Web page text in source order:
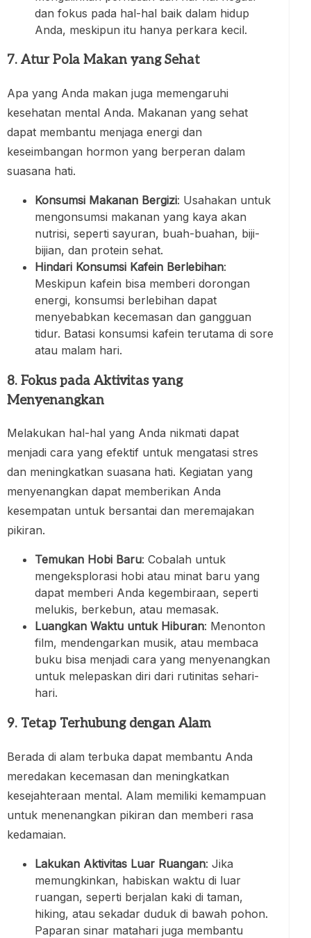
dan fokus pada hal-hal baik dalam hidup
Anda, meskipun itu hanya perkara kecil.
7. Atur Pola Makan yang Sehat
Apa yang Anda makan juga memengaruhi
kesehatan mental Anda. Makanan yang sehat
dapat membantu menjaga energi dan
keseimbangan hormon yang berperan dalam
suasana hati.
Konsumsi Makanan Bergizi: Usahakan untuk
mengonsumsi makanan yang kaya akan
nutrisi, seperti sayuran, buah-buahan, biji-
bijian, dan protein sehat.
Hindari Konsumsi Kafein Berlebihan:
Meskipun kafein bisa memberi dorongan
energi, konsumsi berlebihan dapat
menyebabkan kecemasan dan gangguan
tidur. Batasi konsumsi kafein terutama di sore
atau malam hari.
8. Fokus pada Aktivitas yang
Menyenangkan
Melakukan hal-hal yang Anda nikmati dapat
menjadi cara yang efektif untuk mengatasi stres
dan meningkatkan suasana hati. Kegiatan yang
menyenangkan dapat memberikan Anda
kesempatan untuk bersantai dan meremajakan
pikiran.
Temukan Hobi Baru: Cobalah untuk
mengeksplorasi hobi atau minat baru yang
dapat memberi Anda kegembiraan, seperti
melukis, berkebun, atau memasak.
Luangkan Waktu untuk Hiburan: Menonton
film, mendengarkan musik, atau membaca
buku bisa menjadi cara yang menyenangkan
untuk melepaskan diri dari rutinitas sehari-
hari.
9. Tetap Terhubung dengan Alam
Berada di alam terbuka dapat membantu Anda
meredakan kecemasan dan meningkatkan
kesejahteraan mental. Alam memiliki kemampuan
untuk menenangkan pikiran dan memberi rasa
kedamaian.
Lakukan Aktivitas Luar Ruangan: Jika
memungkinkan, habiskan waktu di luar
ruangan, seperti berjalan kaki di taman,
hiking, atau sekadar duduk di bawah pohon.
Paparan sinar matahari juga membantu